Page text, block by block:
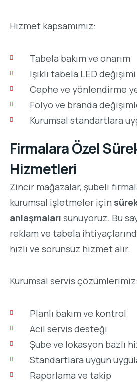
Hizmet kapsamımız:
Tabela bakım ve onarım
Işıklı tabela LED değişimi
Cephe ve yönlendirme
Folyo ve branda
Kurumsal standartlara
Firmalara Özel
Hizmetleri
Zincir mağazalar, şubeli
kurumsal işletmeler için
anlaşmaları sunuyoruz. Bu
reklam ve tabela
hızlı ve sorunsuz hizmet alır.
Kurumsal servis çözümlerimiz:
Planlı bakım ve kontrol
Acil servis desteği
Şube ve lokasyon bazlı
Standartlara uygun
Raporlama ve takip